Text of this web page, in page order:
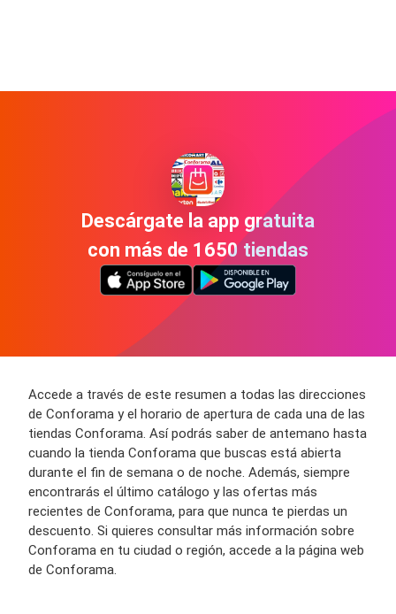
Descárgate la app gratuita
con más de 1650 tiendas
Accede a través de este resumen a todas las direcciones
de Conforama y el horario de apertura de cada una de las
tiendas Conforama. Así podrás saber de antemano hasta
cuando la tienda Conforama que buscas está abierta
durante el fin de semana o de noche. Además, siempre
encontrarás el último catálogo y las ofertas más
recientes de Conforama, para que nunca te pierdas un
descuento. Si quieres consultar más información sobre
Conforama en tu ciudad o región, accede a la página web
de Conforama.